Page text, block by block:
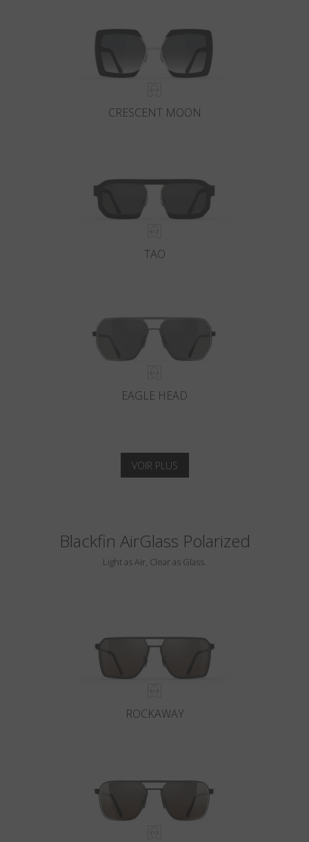
CRESCENT MOON
TAO
EAGLE HEAD
VOIR PLUS
Blackfin AirGlass Polarized
Light as Air, Clear as Glass.
ROCKAWAY